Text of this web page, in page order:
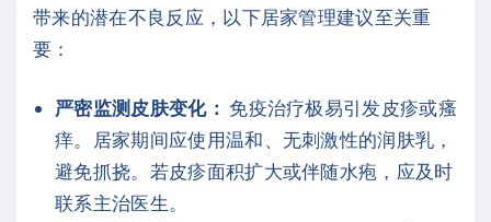
带来的潜在不良反应，以下居家管理建议至关重
要：
严密监测皮肤变化： 免疫治疗极易引发皮疹或瘙
痒。居家期间应使用温和、无刺激性的润肤乳，
避免抓挠。若皮疹面积扩大或伴随水疱，应及时
联系主治医生。